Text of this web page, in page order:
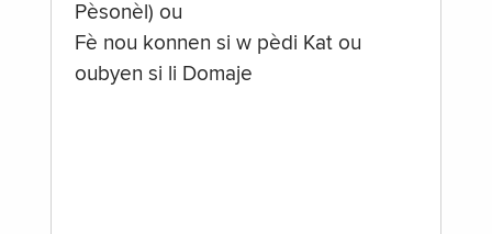
Pèsonèl) ou
Fè nou konnen si w pèdi Kat ou
oubyen si li Domaje